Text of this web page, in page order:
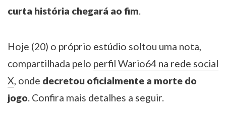
curta história chegará ao fim
Hoje (20) o próprio estúdio soltou uma nota,
compartilhada pelo perfil Wario64 na rede social
X, onde decretou oficialmente a morte do
jogo. Confira mais detalhes a seguir.